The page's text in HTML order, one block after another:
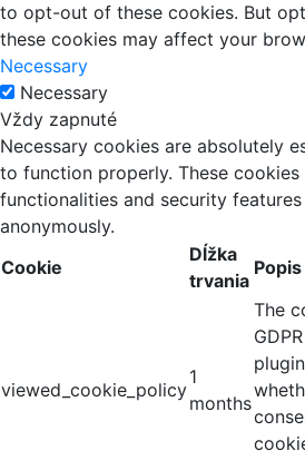
to opt-out of these cookies. But
these cookies may affect your
Necessary
Necessary
Vždy zapnuté
Necessary cookies are absolutely
to function properly. These cookies
functionalities and security
anonymously.
Cookie
Dĺžka
trvania
Popis
viewed_cookie_policy
1
months
The